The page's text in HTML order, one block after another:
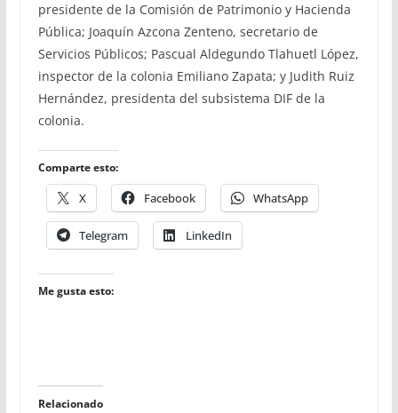
presidente de la Comisión de Patrimonio y Hacienda
Pública; Joaquín Azcona Zenteno, secretario de
Servicios Públicos; Pascual Aldegundo Tlahuetl López,
inspector de la colonia Emiliano Zapata; y Judith Ruiz
Hernández, presidenta del subsistema DIF de la
colonia.
Comparte esto:
X Facebook WhatsApp
Telegram LinkedIn
Me gusta esto:
Relacionado